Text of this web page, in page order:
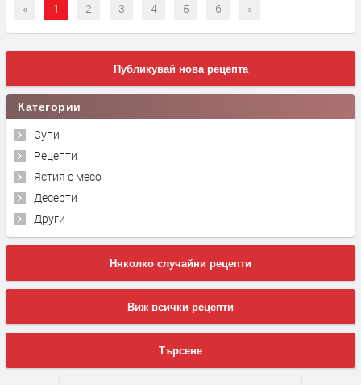
« 1 2 3 4 5 6 »
Публикувай нова рецепта
Категории
Супи
Рецепти
Ястия с месо
Десерти
Други
Няколко случайни рецепти
Виж всички рецепти
Търсене